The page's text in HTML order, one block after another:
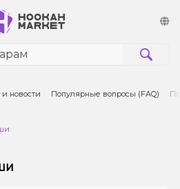
смеси
и новости Популярные вопросы (FAQ)